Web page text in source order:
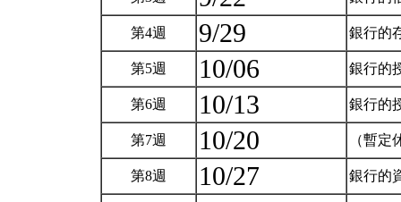
第4週 9/29 銀行的
第5週 10/06 銀行的
第6週 10/13 銀行的
第7週 10/20 （暫
第8週 10/27 銀行的